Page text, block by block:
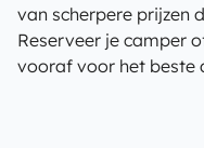
van scherpere prijzen
Reserveer je camper
vooraf voor het beste